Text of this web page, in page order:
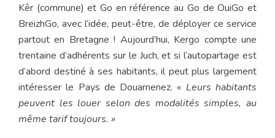
Kêr (commune) et Go en référence au Go de OuiGo et
BreizhGo, avec l’idée, peut-être, de déployer ce service
partout en Bretagne ! Aujourd’hui, Kergo compte une
trentaine d’adhérents sur le Juch, et si l’autopartage est
d’abord destiné à ses habitants, il peut plus largement
intéresser le Pays de Douarnenez. « Leurs habitants
peuvent les louer selon des modalités simples, au
même tarif toujours. »